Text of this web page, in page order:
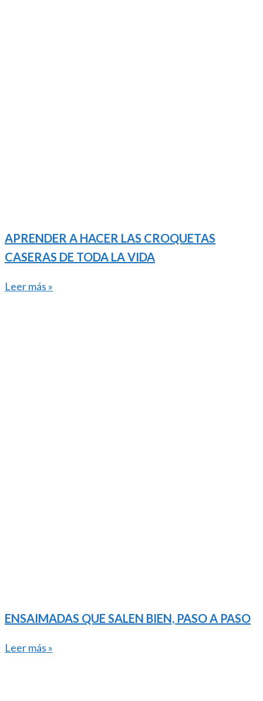
APRENDER A HACER LAS CROQUETAS
CASERAS DE TODA LA VIDA
Leer más »
ENSAIMADAS QUE SALEN BIEN, PASO A PASO
Leer más »